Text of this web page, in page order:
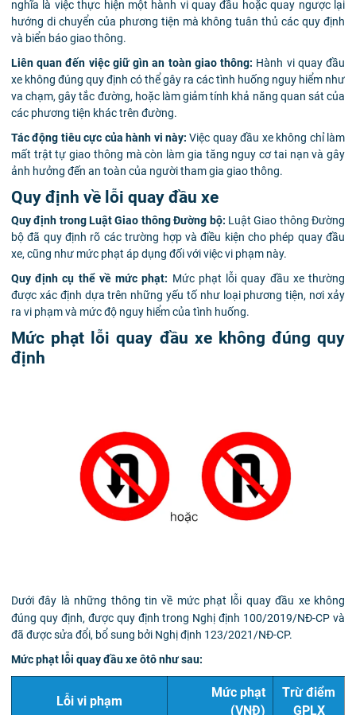
nghĩa là việc thực hiện một hành vi quay đầu hoặc quay ngược lại
hướng di chuyển của phương tiện mà không tuân thủ các quy định
và biển báo giao thông.
Liên quan đến việc giữ gìn an toàn giao thông: Hành vi quay đầu
xe không đúng quy định có thể gây ra các tình huống nguy hiểm như
va chạm, gây tắc đường, hoặc làm giảm tính khả năng quan sát của
các phương tiện khác trên đường.
Tác động tiêu cực của hành vi này: Việc quay đầu xe không chỉ làm
mất trật tự giao thông mà còn làm gia tăng nguy cơ tai nạn và gây
ảnh hưởng đến an toàn của người tham gia giao thông.
Quy định về lỗi quay đầu xe
Quy định trong Luật Giao thông Đường bộ: Luật Giao thông Đường
bộ đã quy định rõ các trường hợp và điều kiện cho phép quay đầu
xe, cũng như mức phạt áp dụng đối với việc vi phạm này.
Quy định cụ thể về mức phạt: Mức phạt lỗi quay đầu xe thường
được xác định dựa trên những yếu tố như loại phương tiện, nơi xảy
ra vi phạm và mức độ nguy hiểm của tình huống.
Mức phạt lỗi quay đầu xe không đúng quy
định
Dưới đây là những thông tin về mức phạt lỗi quay đầu xe không
đúng quy định, được quy định trong Nghị định 100/2019/NĐ-CP và
đã được sửa đổi, bổ sung bởi Nghị định 123/2021/NĐ-CP.
Mức phạt lỗi quay đầu xe ôtô như sau:
Lỗi vi phạm
Mức phạt
(VNĐ)
Trừ điểm
GPLX